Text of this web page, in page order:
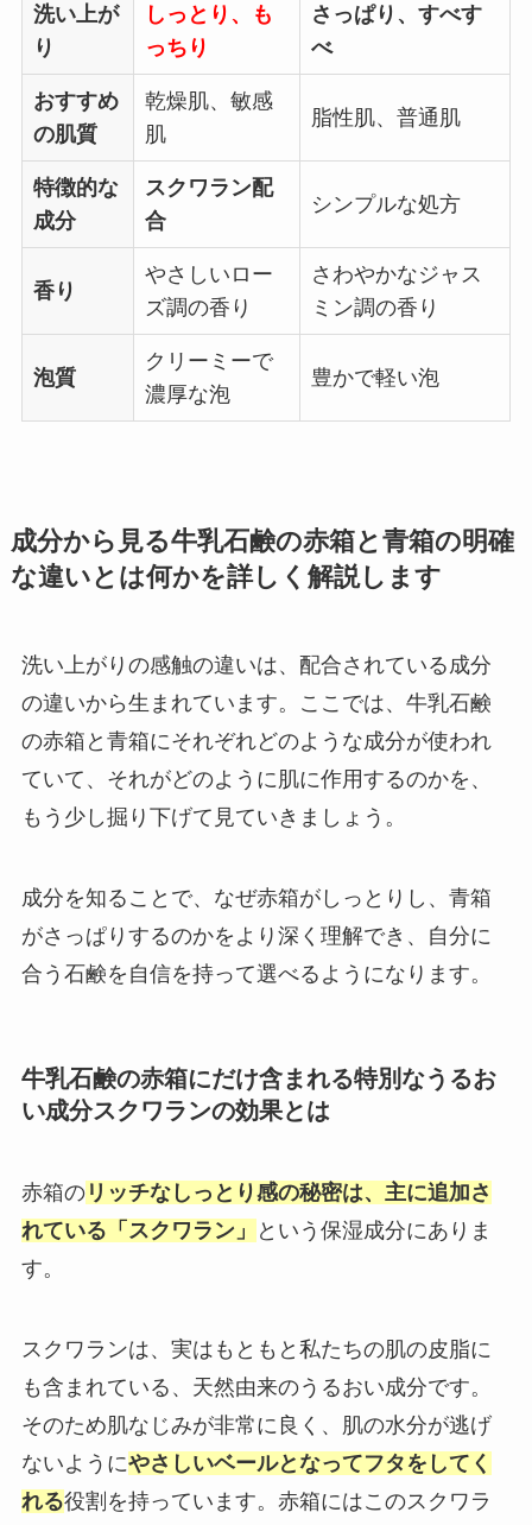
洗い上が
り
しっとり、も
っちり
さっぱり、すべす
べ
おすすめ
の肌質
乾燥肌、敏感
肌
脂性肌、普通肌
特徴的な
成分
スクワラン配
合
シンプルな処方
香り
やさしいロー
ズ調の香り
さわやかなジャス
ミン調の香り
泡質
クリーミーで
濃厚な泡
豊かで軽い泡
成分から見る牛乳石鹸の赤箱と青箱の明確
な違いとは何かを詳しく解説します
洗い上がりの感触の違いは、配合されている成分
の違いから生まれています。ここでは、牛乳石鹸
の赤箱と青箱にそれぞれどのような成分が使われ
ていて、それがどのように肌に作用するのかを、
もう少し掘り下げて見ていきましょう。
成分を知ることで、なぜ赤箱がしっとりし、青箱
がさっぱりするのかをより深く理解でき、自分に
合う石鹸を自信を持って選べるようになります。
牛乳石鹸の赤箱にだけ含まれる特別なうるお
い成分スクワランの効果とは
赤箱のリッチなしっとり感の秘密は、主に追加さ
れている「 スクワラン」
という保湿成分にありま
す。
スクワランは、実はもともと私たちの肌の皮脂に
も含まれている、天然由来のうるおい成分です。
そのため肌なじみが非常に良く、肌の水分が逃げ
ないようにやさしいベールとなってフタをしてく
れる役割を持っています。赤箱にはこのスクワラ